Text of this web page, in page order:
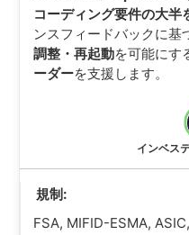
コーディング要件の大半
ンスフィードバックに基
調整・再起動を可能にす
ーダーを支援します。
インベス
規制:
FSA, MIFID-ESMA,